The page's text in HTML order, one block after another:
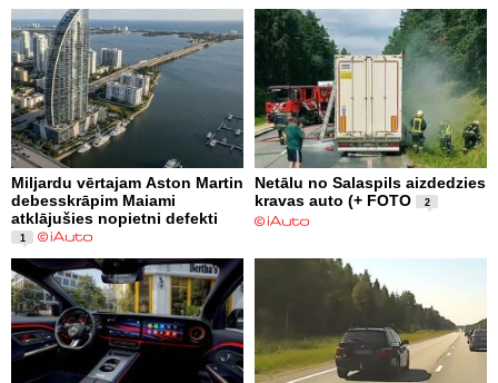
Miljardu vērtajam Aston Martin
debesskrāpim Maiami
atklājušies nopietni defekti
1
Netālu no Salaspils aizdedzies
kravas auto (+ FOTO
2